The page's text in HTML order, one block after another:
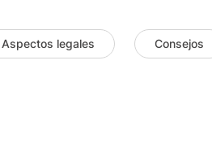
Aspectos legales Consejos